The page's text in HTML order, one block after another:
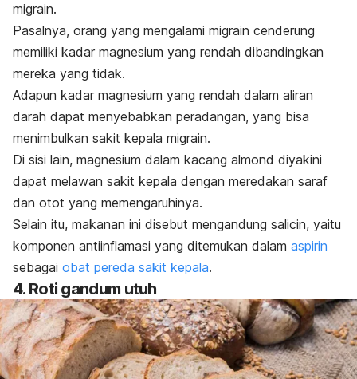
migrain.
Pasalnya, orang yang mengalami migrain cenderung
memiliki kadar magnesium yang rendah dibandingkan
mereka yang tidak.
Adapun kadar magnesium yang rendah dalam aliran
darah dapat menyebabkan peradangan, yang bisa
menimbulkan sakit kepala migrain.
Di sisi lain, magnesium dalam kacang almond diyakini
dapat melawan sakit kepala dengan meredakan saraf
dan otot yang memengaruhinya.
Selain itu, makanan ini disebut mengandung salicin, yaitu
komponen antiinflamasi yang ditemukan dalam aspirin
sebagai obat pereda sakit kepala.
4. Roti gandum utuh